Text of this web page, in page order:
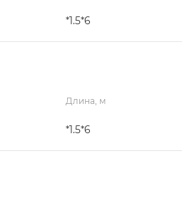
*1.5*6
Длина, м
*1.5*6